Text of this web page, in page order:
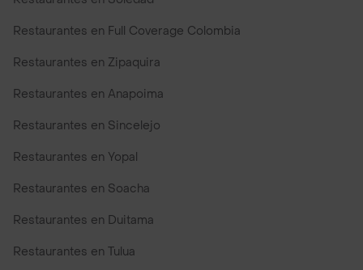
Restaurantes en Full Coverage Colombia
Restaurantes en Zipaquira
Restaurantes en Anapoima
Restaurantes en Sincelejo
Restaurantes en Yopal
Restaurantes en Soacha
Restaurantes en Duitama
Restaurantes en Tulua